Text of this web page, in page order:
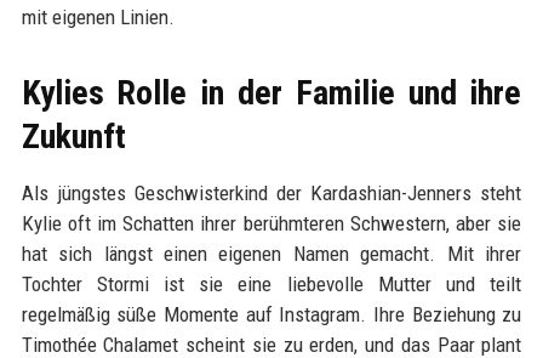
mit eigenen Linien.
Kylies Rolle in der Familie und ihre
Zukunft
Als jüngstes Geschwisterkind der Kardashian-Jenners steht
Kylie oft im Schatten ihrer berühmteren Schwestern, aber sie
hat sich längst einen eigenen Namen gemacht. Mit ihrer
Tochter Stormi ist sie eine liebevolle Mutter und teilt
regelmäßig süße Momente auf Instagram. Ihre Beziehung zu
Timothée Chalamet scheint sie zu erden, und das Paar plant